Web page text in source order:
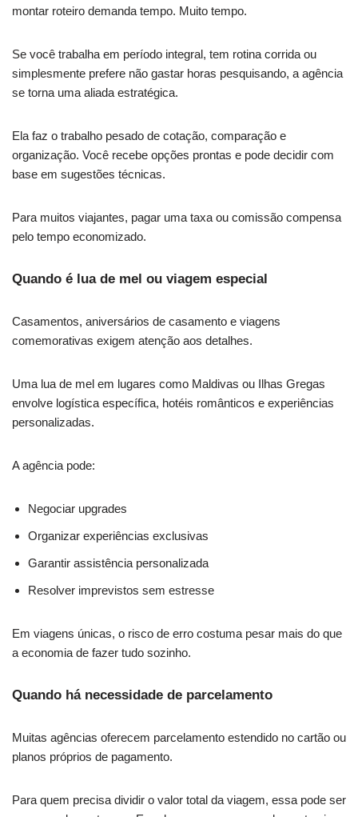
montar roteiro demanda tempo. Muito tempo.
Se você trabalha em período integral, tem rotina corrida ou
simplesmente prefere não gastar horas pesquisando, a agência
se torna uma aliada estratégica.
Ela faz o trabalho pesado de cotação, comparação e
organização. Você recebe opções prontas e pode decidir com
base em sugestões técnicas.
Para muitos viajantes, pagar uma taxa ou comissão compensa
pelo tempo economizado.
Quando é lua de mel ou viagem especial
Casamentos, aniversários de casamento e viagens
comemorativas exigem atenção aos detalhes.
Uma lua de mel em lugares como Maldivas ou Ilhas Gregas
envolve logística específica, hotéis românticos e experiências
personalizadas.
A agência pode:
Negociar upgrades
Organizar experiências exclusivas
Garantir assistência personalizada
Resolver imprevistos sem estresse
Em viagens únicas, o risco de erro costuma pesar mais do que
a economia de fazer tudo sozinho.
Quando há necessidade de parcelamento
Muitas agências oferecem parcelamento estendido no cartão ou
planos próprios de pagamento.
Para quem precisa dividir o valor total da viagem, essa pode ser